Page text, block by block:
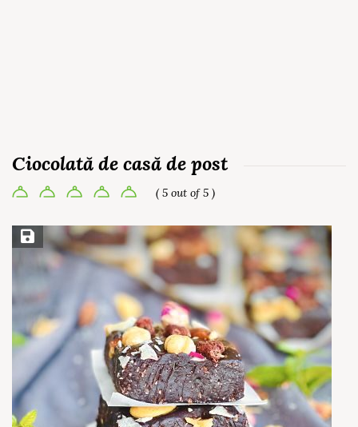
Ciocolată de casă de post
( 5 out of 5 )
Save Recipe